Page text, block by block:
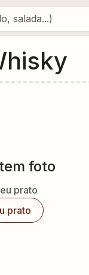
foto
prato
prato